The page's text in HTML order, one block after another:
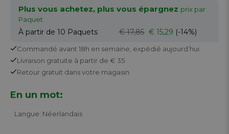
Plus vous achetez, plus vous épargnez prix par
Paquet
À partir de 10 Paquets € 17,85 € 15,29 (-14%)
Commandé avant 18h en semaine, expédié aujourd’hui.
Livraison gratuite à partir de € 35
Retour gratuit dans votre magasin
En un mot:
Langue: Néerlandais